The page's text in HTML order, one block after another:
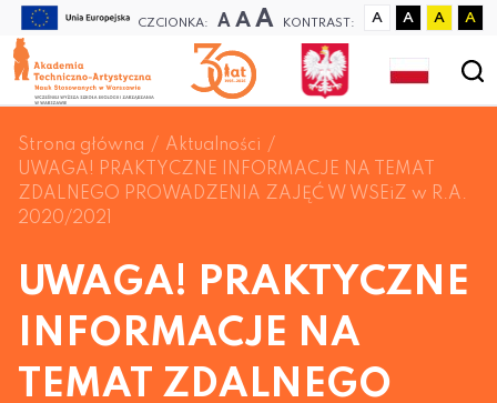
CZCIONKA: A A A KONTRAST: A A A A
Strona główna
Aktualności
UWAGA! PRAKTYCZNE INFORMACJE NA TEMAT
ZDALNEGO PROWADZENIA ZAJĘĆ W WSEiZ w R.A.
2020/2021
UWAGA! PRAKTYCZNE
INFORMACJE NA
TEMAT ZDALNEGO